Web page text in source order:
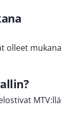
olleet mukana
MTV:llä